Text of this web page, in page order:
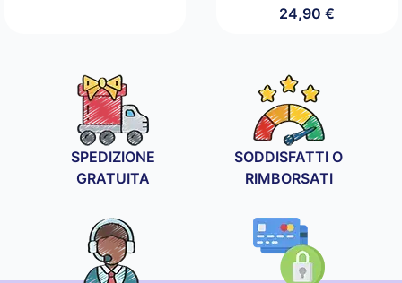
34,90 €
24,90 €
SPEDIZIONE
GRATUITA
SODDISFATTI O
RIMBORSATI